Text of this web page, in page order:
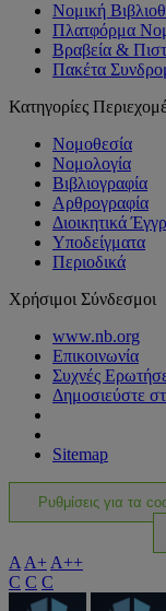
Νομική
Πλατφόρμα
Βραβεία &
Πακέτα
Κατηγορίες
Νομοθεσία
Νομολογία
Βιβλιογραφία
Αρθρογραφία
Διοικητικά
Υποδείγματα
Περιοδικά
Χρήσιμοι Σύνδεσμοι
www.nb.org
Επικοινωνία
Συχνές
Δημοσιεύστε
Sitemap
Ρυθμίσεις για τα
A A+ A++
C C C